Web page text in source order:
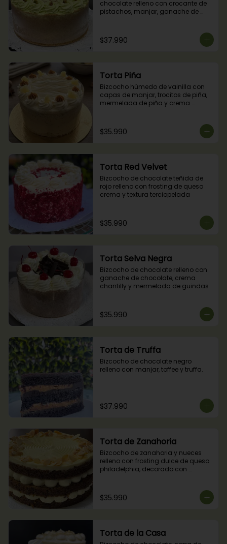
chocolate relleno con crocante de
pistachos, manjar, ganache de
$37.990
Torta Piña
Bizcocho húmedo de vainilla con
capas de manjar, trocitos de piña,
mermelada de piña y crema
$35.990
Torta Red Velvet
Bizcocho de chocolate teñida de
rojo relleno con frosting de queso
crema y textura terciopelada
$35.990
Torta Selva Negra
Bizcocho de chocolate relleno con
ganache de chocolate, crema
chantilly y mermelada de guindas
$35.990
Torta de Truffa
Bizcocho de chocolate negro
relleno con manjar, toffee y truffa.
$37.990
Torta de Zanahoria
Bizcocho de zanahoria y nueces
relleno con frosting dulce de queso
philadelphia, decorado con
$35.990
Torta de la Casa